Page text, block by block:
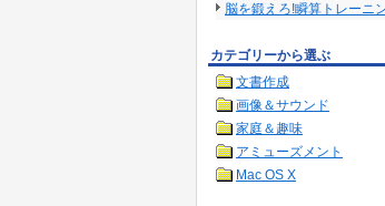
脳を鍛えろ!瞬算トレーニ
カテゴリーから選ぶ
文書作成
画像＆サウンド
家庭＆趣味
アミューズメント
Mac OS X